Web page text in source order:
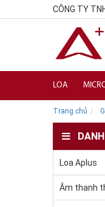
CÔNG TY
LOA
Trang chủ
Loa Aplus
Âm thanh